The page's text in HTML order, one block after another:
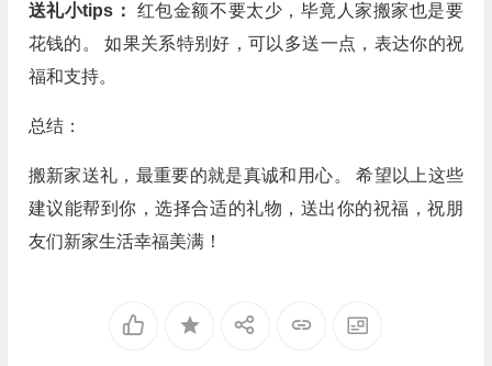
送礼小tips： 红包金额不要太少，毕竟人家搬家也是要
花钱的。 如果关系特别好，可以多送一点，表达你的祝
福和支持。
总结：
搬新家送礼，最重要的就是真诚和用心。 希望以上这些
建议能帮到你，选择合适的礼物，送出你的祝福，祝朋
友们新家生活幸福美满！